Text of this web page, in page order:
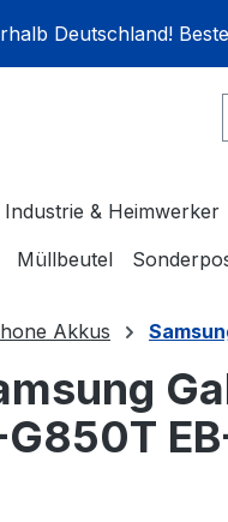
springen
Deutschland!
Industrie & Heimwerker
Müllbeutel
Akkus